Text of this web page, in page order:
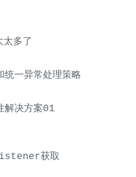
多了
统一异常处理策略
解决方案01
获取